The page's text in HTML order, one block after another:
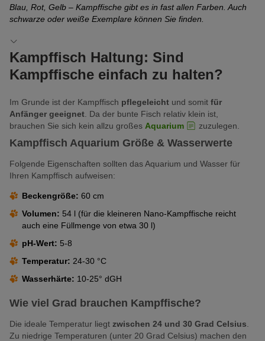
Blau, Rot, Gelb – Kampffische gibt es in fast allen Farben. Auch
schwarze oder weiße Exemplare können Sie finden.
Kampffisch Haltung: Sind
Kampffische einfach zu halten?
Im Grunde ist der Kampffisch pflegeleicht und somit für
Anfänger geeignet . Da der bunte Fisch relativ klein ist,
brauchen Sie sich kein allzu großes Aquarium zuzulegen.
Kampffisch Aquarium Größe & Wasserwerte
Folgende Eigenschaften sollten das Aquarium und Wasser für
Ihren Kampffisch aufweisen:
Beckengröße: 60 cm
Volumen: 54 l (für die kleineren Nano-Kampffische reicht
auch eine Füllmenge von etwa 30 l)
pH-Wert: 5-8
Temperatur: 24-30 °C
Wasserhärte: 10-25° dGH
Wie viel Grad brauchen Kampffische?
Die ideale Temperatur liegt zwischen 24 und 30 Grad Celsius
Zu niedrige Temperaturen (unter 20 Grad Celsius) machen den